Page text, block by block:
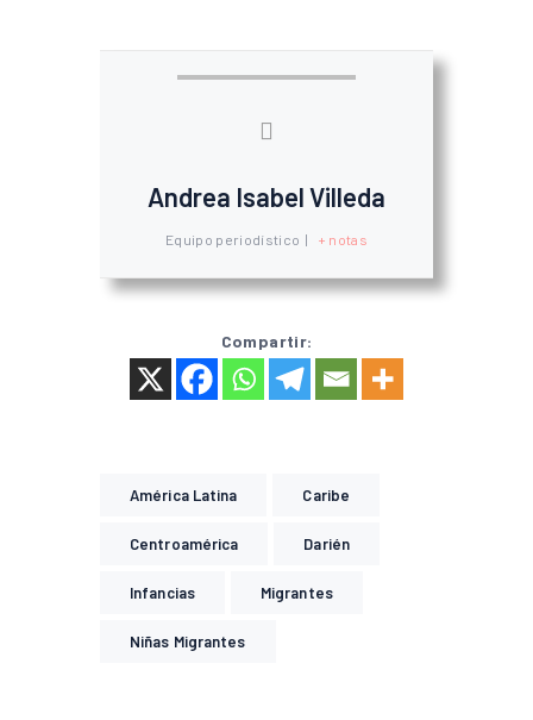
Andrea Isabel Villeda
Equipo periodístico | + notas
Compartir:
América Latina Caribe
Centroamérica Darién
Infancias Migrantes
Niñas Migrantes